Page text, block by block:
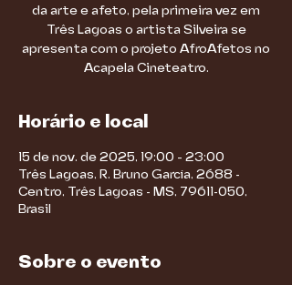
da arte e afeto, pela primeira vez em
Três Lagoas o artista Silveira se
apresenta com o projeto AfroAfetos no
Acapela Cineteatro.
Horário e local
15 de nov. de 2025, 19:00 – 23:00
Três Lagoas, R. Bruno García, 2688 -
Centro, Três Lagoas - MS, 79611-050,
Brasil
Sobre o evento